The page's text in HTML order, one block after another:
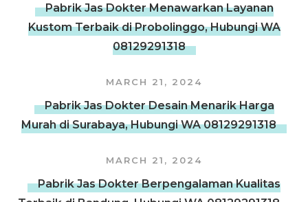
Pabrik Jas Dokter Menawarkan Layanan
Kustom Terbaik di Probolinggo, Hubungi WA
08129291318
MARCH 21, 2024
Pabrik Jas Dokter Desain Menarik Harga
Murah di Surabaya, Hubungi WA 08129291318
MARCH 21, 2024
Pabrik Jas Dokter Berpengalaman Kualitas